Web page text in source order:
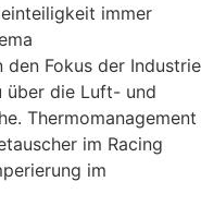
immer
den Fokus der Industrie
über die Luft- und
Thermomanagement
im Racing
im